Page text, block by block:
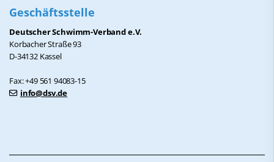
Geschäftsstelle
Deutscher Schwimm-Verband e.V.
Korbacher Straße 93
D-34132 Kassel
Fax: +49 561 94083-15
info@dsv.de